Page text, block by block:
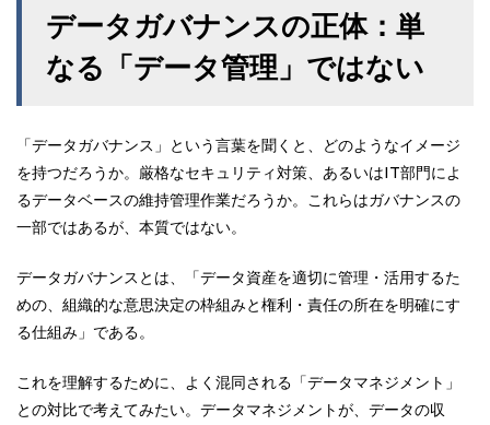
データガバナンスの正体：単
なる「データ管理」ではない
「データガバナンス」という言葉を聞くと、どのようなイメージ
を持つだろうか。厳格なセキュリティ対策、あるいはIT部門によ
るデータベースの維持管理作業だろうか。これらはガバナンスの
一部ではあるが、本質ではない。
データガバナンスとは、「データ資産を適切に管理・活用するた
めの、組織的な意思決定の枠組みと権利・責任の所在を明確にす
る仕組み」である。
これを理解するために、よく混同される「データマネジメント」
との対比で考えてみたい。データマネジメントが、データの収